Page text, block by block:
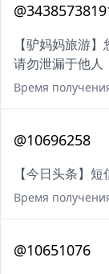
【驴妈妈旅游
请勿泄漏于他人
Время
@10696258
【今日头条】
Время
@10651076